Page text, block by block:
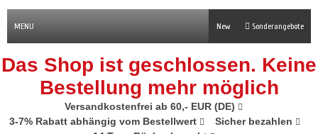
MENU Sonderangebote
New
Das Shop ist geschlossen. Keine
Bestellung mehr möglich
Versandkostenfrei ab 60,- EUR (DE)
3-7% Rabatt abhängig vom Bestellwert
Sicher bezahlen